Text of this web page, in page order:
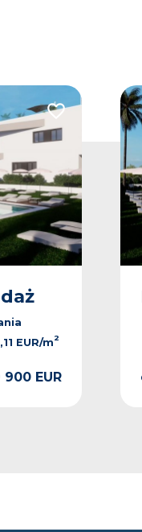
Dodaj do
EUR/m2
900 EUR